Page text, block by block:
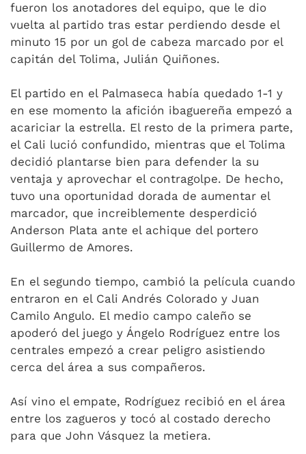
fueron los anotadores del equipo, que le dio
vuelta al partido tras estar perdiendo desde el
minuto 15 por un gol de cabeza marcado por el
capitán del Tolima, Julián Quiñones.
El partido en el Palmaseca había quedado 1-1 y
en ese momento la afición ibaguereña empezó a
acariciar la estrella. El resto de la primera parte,
el Cali lució confundido, mientras que el Tolima
decidió plantarse bien para defender la su
ventaja y aprovechar el contragolpe. De hecho,
tuvo una oportunidad dorada de aumentar el
marcador, que increiblemente desperdició
Anderson Plata ante el achique del portero
Guillermo de Amores.
En el segundo tiempo, cambió la película cuando
entraron en el Cali Andrés Colorado y Juan
Camilo Angulo. El medio campo caleño se
apoderó del juego y Ángelo Rodríguez entre los
centrales empezó a crear peligro asistiendo
cerca del área a sus compañeros.
Así vino el empate, Rodríguez recibió en el área
entre los zagueros y tocó al costado derecho
para que John Vásquez la metiera.